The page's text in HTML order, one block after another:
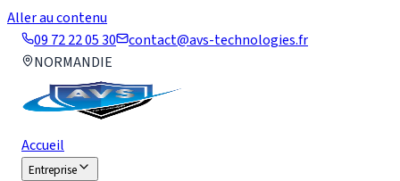
Aller au contenu
09 72 22 05 30
contact@avs-technologies.fr
NORMANDIE
Accueil
Entreprise